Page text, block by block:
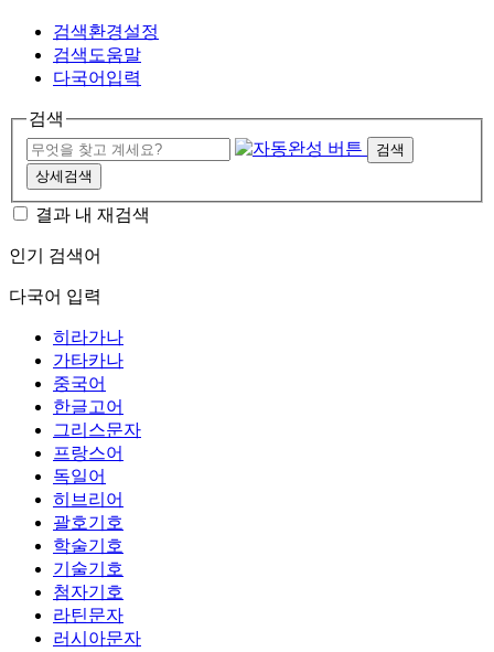
검색환경설정
검색도움말
다국어입력
검색
검색
상세검색
결과 내 재검색
인기 검색어
다국어 입력
히라가나
가타카나
중국어
한글고어
그리스문자
프랑스어
독일어
히브리어
괄호기호
학술기호
기술기호
첨자기호
라틴문자
러시아문자